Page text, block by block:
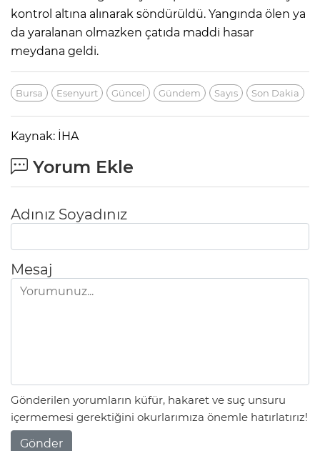
kontrol altına alınarak söndürüldü. Yangında ölen ya
da yaralanan olmazken çatıda maddi hasar
meydana geldi.
Bursa Esenyurt Güncel Gündem Sayıs Son Dakia
Kaynak: İHA
Yorum Ekle
Adınız Soyadınız
Mesaj
Gönderilen yorumların küfür, hakaret ve suç unsuru
içermemesi gerektiğini okurlarımıza önemle hatırlatırız!
Gönder